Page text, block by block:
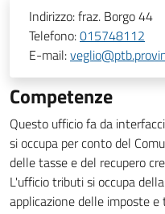
Indirizzo:fraz. Borgo 44
Telefono:015748112
E-mail:
Competenze
Questo ufficio fa da
si occupa per conto del
delle tasse e del recupero
L'ufficio tributisi occupa
applicazione delle imposte e